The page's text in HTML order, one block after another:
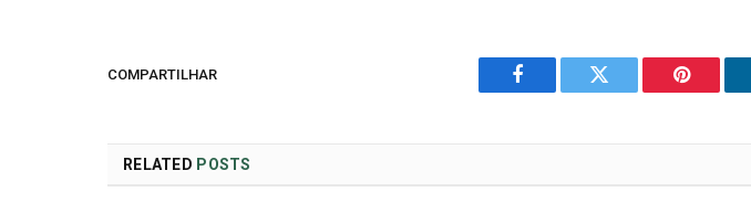
COMPARTILHAR
Facebook Twitter Pinterest
RELATED POSTS